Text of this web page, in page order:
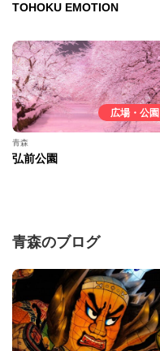
TOHOKU EMOTION
広場・公園
青森
弘前公園
青森のブログ